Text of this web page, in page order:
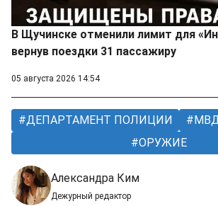
В Щучинске отменили лимит для
вернув поездки 31 пассажиру
05 августа 2026 14:54
ДЕПАРТАМЕНТ ПОЛИЦИИ
ОРУЖИЕ
Александра Ким
Дежурный редактор